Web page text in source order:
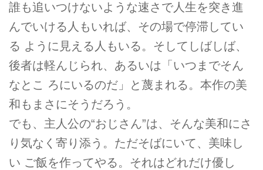
誰も追いつけないような速さで人生を突き進
んでいける人もいれば、その場で停滞してい
る ように見える人もいる。そしてしばしば、
後者は軽んじられ、あるいは「いつまでそん
なとこ ろにいるのだ」と蔑まれる。本作の美
和もまさにそうだろう。
でも、主人公の“おじさん”は、そんな美和にさ
り気なく寄り添う。ただそばにいて、美味し
い ご飯を作ってやる。それはどれだけ優し